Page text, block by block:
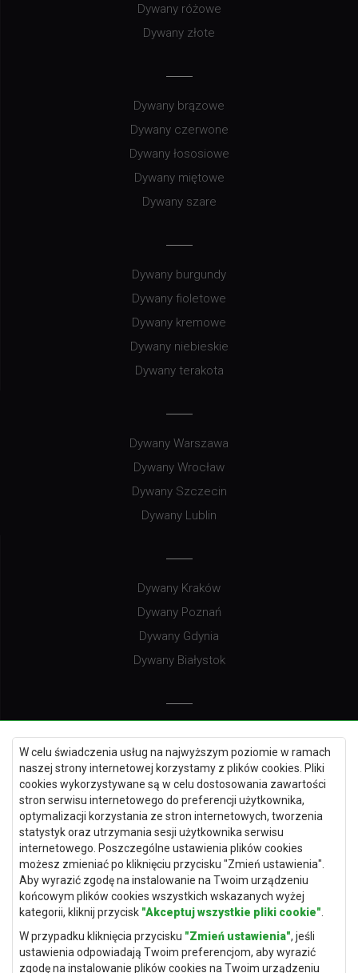
W celu świadczenia usług na najwyższym poziomie w ramach
naszej strony internetowej korzystamy z plików cookies. Pliki
cookies wykorzystywane są w celu dostosowania zawartości
stron serwisu internetowego do preferencji użytkownika,
optymalizacji korzystania ze stron internetowych, tworzenia
statystyk oraz utrzymania sesji użytkownika serwisu
internetowego. Poszczególne ustawienia plików cookies
możesz zmieniać po kliknięciu przycisku "Zmień ustawienia".
Aby wyrazić zgodę na instalowanie na Twoim urządzeniu
końcowym plików cookies wszystkich wskazanych wyżej
kategorii, kliknij przycisk "Akceptuj wszystkie pliki cookie"
W przypadku kliknięcia przycisku "Zmień ustawienia", jeśli
ustawienia odpowiadają Twoim preferencjom, aby wyrazić
zgodę na instalowanie plików cookies na Twoim urządzeniu
Dywany różowe
Dywany złote
Dywany brązowe
Dywany czerwone
Dywany łososiowe
Dywany miętowe
Dywany szare
Dywany burgundy
Dywany fioletowe
Dywany kremowe
Dywany niebieskie
Dywany terakota
Dywany Warszawa
Dywany Wrocław
Dywany Szczecin
Dywany Lublin
Dywany Kraków
Dywany Poznań
Dywany Gdynia
Dywany Białystok
Dywany Gdańsk
Dywany Toruń
Dywany Bydgoszcz
Dywany Łódź
Dywany Katowice
Dywany Częstochowa